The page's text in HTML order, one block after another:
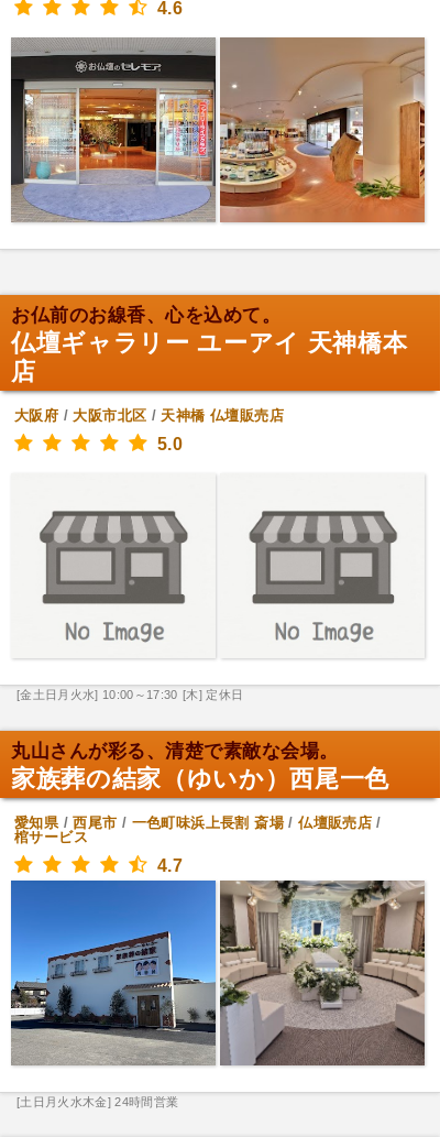
4.6
お仏前のお線香、心を込めて。
仏壇ギャラリー ユーアイ 天神橋本
店
大阪府 /大阪市北区 / 天神橋 仏壇販売店
5.0
[金土日月火水] 10:00～17:30 [木] 定休日
丸山さんが彩る、清楚で素敵な会場。
家族葬の結家（ゆいか）西尾一色
愛知県/西尾市 / 一色町味浜上長割 斎場/仏壇販売店 /
棺サービス
4.7
[土日月火水木金] 24時間営業